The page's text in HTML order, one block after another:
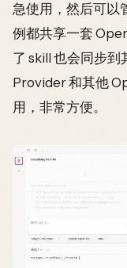
急使用，然后可以
例都共享一套
了 skill 也会同步
Provider 和其他
用，非常方便。